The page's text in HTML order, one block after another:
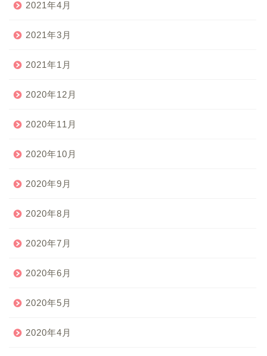
2021年4月
2021年3月
2021年1月
2020年12月
2020年11月
2020年10月
2020年9月
2020年8月
2020年7月
2020年6月
2020年5月
2020年4月